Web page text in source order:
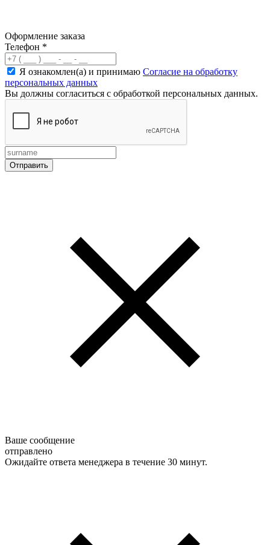
Оформление заказа
Телефон *
Я ознакомлен(а) и принимаю Согласие на обработку
персональных данных
Вы должны согласиться с обработкой персональных данных.
Ваше сообщение
отправлено
Ожидайте ответа менеджера в течение 30 минут.